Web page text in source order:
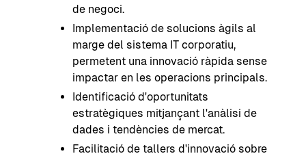
de negoci.
Implementació de solucions àgils al
marge del sistema IT corporatiu,
permetent una innovació ràpida sense
impactar en les operacions principals.
Identificació d'oportunitats
estratègiques mitjançant l'anàlisi de
dades i tendències de mercat.
Facilitació de tallers d'innovació sobre